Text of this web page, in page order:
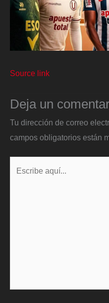
Source link
Deja un
Tu dirección de correo
campos obligatorios están